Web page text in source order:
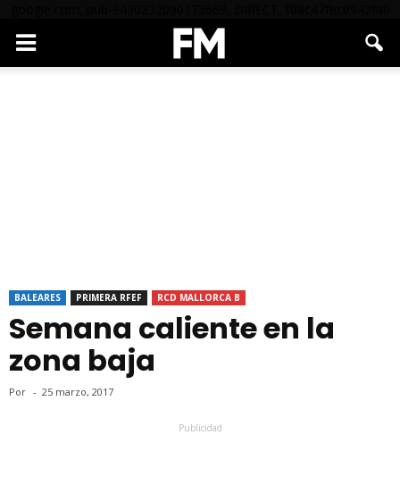
BALEARES PRIMERA RFEF RCD MALLORCA B
Semana caliente en la
zona baja
Por - 25 marzo, 2017
Publicidad